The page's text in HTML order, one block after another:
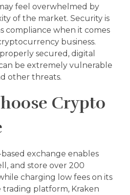
feel overwhelmed by
of the market. Security is
compliance when it comes
business.
secured, digital
be extremely vulnerable
other threats.
Crypto
based exchange enables
and store over 200
charging low fees on its
trading platform, Kraken